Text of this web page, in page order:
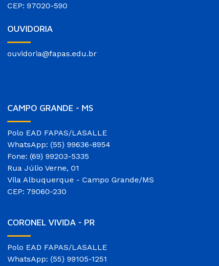
CEP: 97020-590
OUVIDORIA
ouvidoria@fapas.edu.br
CAMPO GRANDE - MS
Polo EAD FAPAS/LASALLE
WhatsApp: (55) 99636-8954
Fone: (69) 99203-5335
Rua Júlio Verne, 01
Vila Albuquerque - Campo Grande/MS
CEP: 79060-230
CORONEL VIVIDA - PR
Polo EAD FAPAS/LASALLE
WhatsApp: (55) 99105-1251